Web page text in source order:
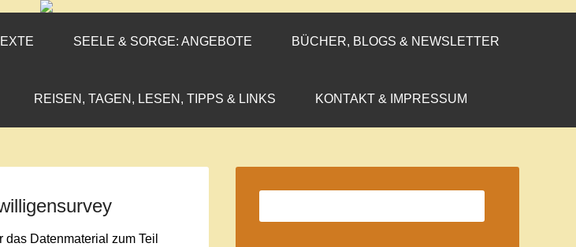
SEELE & SORGE: ANGEBOTE BÜCHER, BLOGS & NEWSLETTER
REISEN, TAGEN, LESEN, TIPPS & LINKS KONTAKT & IMPRESSUM
Datenmaterial zum Teil